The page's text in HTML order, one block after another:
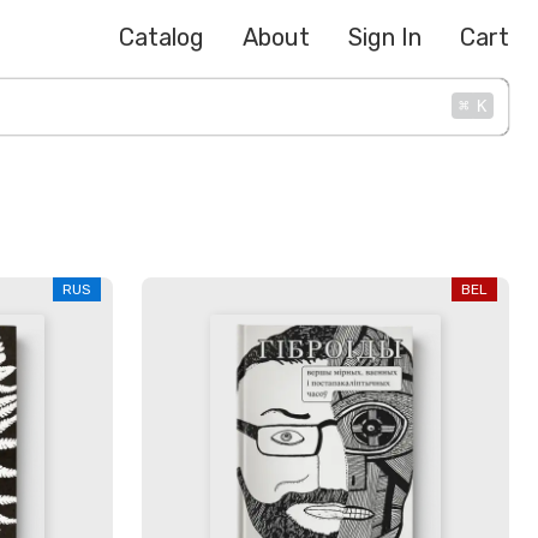
Catalog About Sign In Cart
⌘ K
RUS BEL